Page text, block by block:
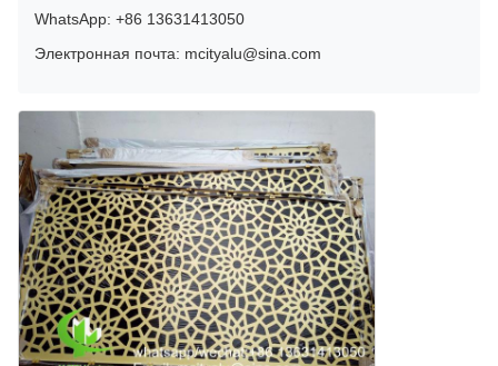
WhatsApp: +86 13631413050
Электронная почта: mcityalu@sina.com